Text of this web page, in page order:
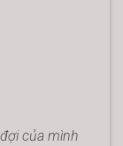
của mình